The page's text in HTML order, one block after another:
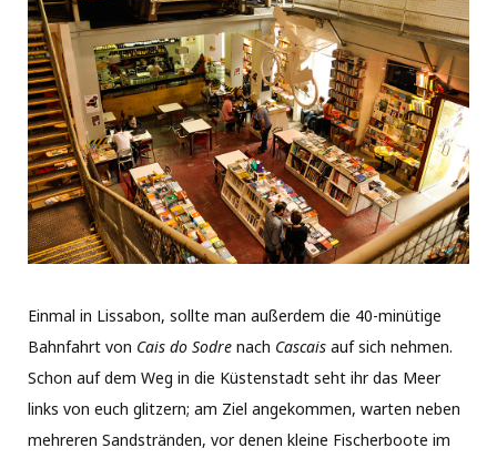
Einmal in Lissabon, sollte man außerdem die 40-minütige
Bahnfahrt von Cais do Sodre nach Cascais auf sich nehmen.
Schon auf dem Weg in die Küstenstadt seht ihr das Meer
links von euch glitzern; am Ziel angekommen, warten neben
mehreren Sandstränden, vor denen kleine Fischerboote im